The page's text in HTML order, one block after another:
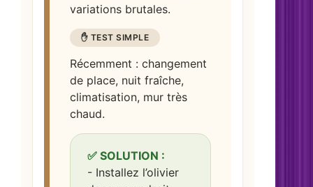
variations brutales.
✋ TEST SIMPLE
Récemment : changement
de place, nuit fraîche,
climatisation, mur très
chaud.
✅ SOLUTION :
- Installez l’olivier